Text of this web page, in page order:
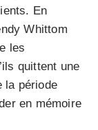
En
Whittom
les
quittent une
la période
en mémoire